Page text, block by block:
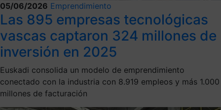
05/06/2026 Emprendimiento
Las 895 empresas tecnológicas
vascas captaron 324 millones de
inversión en 2025
Euskadi consolida un modelo de emprendimiento
conectado con la industria con 8.919 empleos y más 1.000
millones de facturación